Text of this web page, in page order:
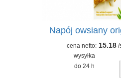
Napój owsiany
cena netto: 15.18/
wysyłka
do 24 h